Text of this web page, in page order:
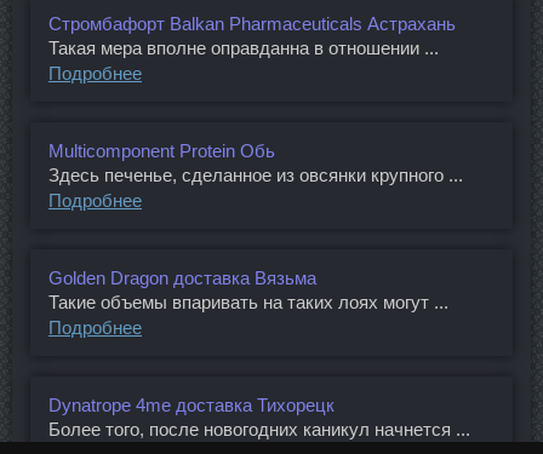
Стромбафорт Balkan Pharmaceuticals Астрахань
Такая мера вполне оправданна в отношении ...
Подробнее
Multicomponent Protein Обь
Здесь печенье, сделанное из овсянки крупного ...
Подробнее
Golden Dragon доставка Вязьма
Такие объемы впаривать на таких лоях могут ...
Подробнее
Dynatrope 4me доставка Тихорецк
Более того, после новогодних каникул начнется ...